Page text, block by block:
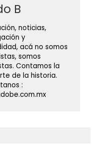
B
noticias,
y
acá no somos
somos
Contamos la
de la historia.
: